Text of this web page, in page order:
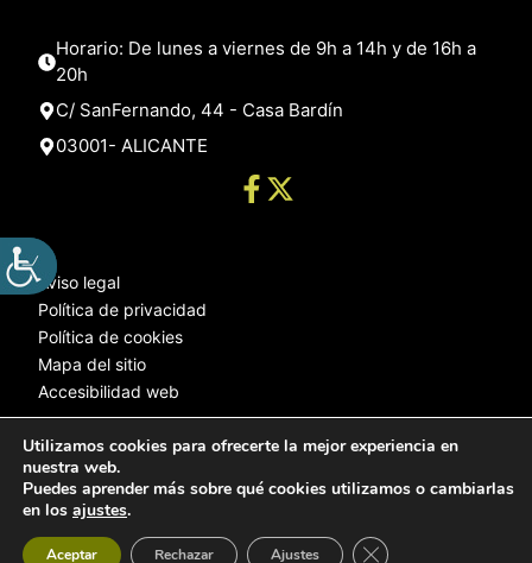
Horario: De lunes a viernes de 9h a 14h y de 16h a
20h
C/ SanFernando, 44 - Casa Bardín
03001- ALICANTE
Aviso legal
Política de privacidad
Política de cookies
Mapa del sitio
Accesibilidad web
© 2025 Web desarrollada por el Servicio de Informática de Diputación
Utilizamos cookies para ofrecerte la mejor experiencia en
nuestra web.
Puedes aprender más sobre qué cookies utilizamos o cambiarlas
en los ajustes.
Aceptar Rechazar Ajustes Cerrar el banner de